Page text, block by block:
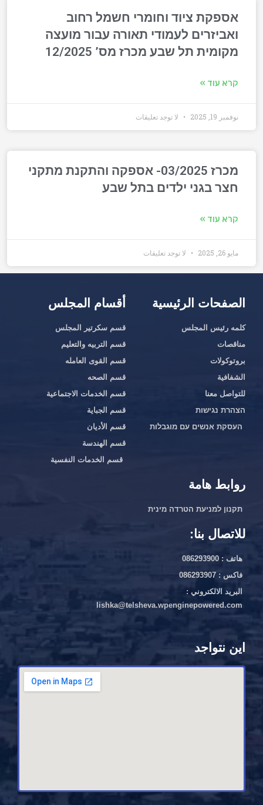
אספקת ציוד וחומרי חשמל רחוב
ואביזרים לעמודי תאורה עבור מועצה
מקומית תל שבע מכרז מס’ 12/2025
קרא עוד »
نوفمبر 19, 2025 لا توجد تعليقات
מכרז 03/2025- אספקה והתקנת מתקני
חצר בגני ילדים בתל שבע
קרא עוד »
مايو 26, 2025 لا توجد تعليقات
الصفحات الرئيسية
كلمه رئيس المجلس
مناقصات
بروتوكولات
الشفافية
للتواصل معنا
הצהרת נגישות
העסקת אנשים עם מוגבלות
أقسام المجلس
قسم سكرتير المجلس
قسم التربيه والتعليم
قسم القوى العامله
قسم الصحه
قسم الخدمات الاجتماعية
قسم الجباية
قسم الأديان
قسم الهندسة‎
قسم الخدمات النفسية‎
روابط هامة
תקנון למניעת הטרדה מינית
للاتصال بنا:
هاتف : 086293900
فاكس : 086293907
البريد الالكتروني :
lishka@telsheva.wpenginepowered.com
اين نتواجد